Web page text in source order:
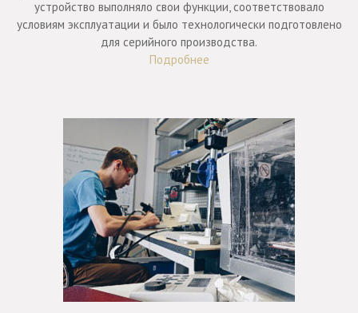
устройство выполняло свои функции, соответствовало
условиям эксплуатации и было технологически подготовлено
для серийного производства.
Подробнее